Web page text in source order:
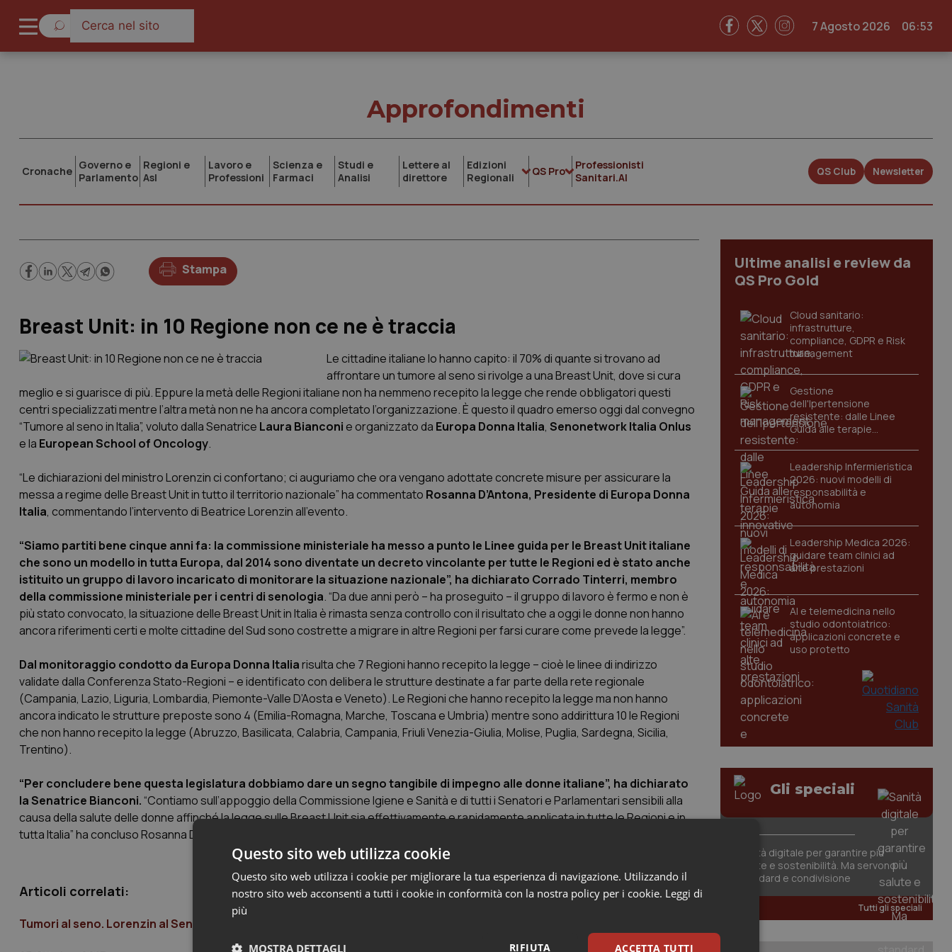
7 Agosto 2026 06:53
Approfondimenti
Cronache Governo e
Parlamento
Regioni e
Asl
Lavoro e
Professioni
Scienza e
Farmaci
Studi e
Analisi
Lettere al
direttore
Edizioni
Regionali
QS Pro
Professionisti
Sanitari.AI
QS Club Newsletter
Stampa
Breast Unit: in 10 Regione non ce ne è traccia
Le cittadine italiane lo hanno capito: il 70% di quante si trovano ad
affrontare un tumore al seno si rivolge a una Breast Unit, dove si cura
meglio e si guarisce di più. Eppure la metà delle Regioni italiane non ha nemmeno recepito la legge che rende obbligatori questi
centri specializzati mentre l’altra metà non ne ha ancora completato l’organizzazione. È questo il quadro emerso oggi dal convegno
“Tumore al seno in Italia”, voluto dalla Senatrice Laura Bianconie organizzato da Europa Donna Italia, Senonetwork Italia Onlus
e la European School of Oncology.
“Le dichiarazioni del ministro Lorenzin ci confortano; ci auguriamo che ora vengano adottate concrete misure per assicurare la
messa a regime delle Breast Unit in tutto il territorio nazionale” ha commentato Rosanna D’Antona, Presidente di Europa Donna
Italia, commentando l’intervento di Beatrice Lorenzin all’evento.
“Siamo partiti bene cinque anni fa: la commissione ministeriale ha messo a punto le Linee guida per le Breast Unit italiane
che sono un modello in tutta Europa, dal 2014 sono diventate un decreto vincolante per tutte le Regioni ed è stato anche
istituito un gruppo di lavoro incaricato di monitorare la situazione nazionale”, ha dichiarato Corrado Tinterri, membro
della commissione ministeriale per i centri di senologia. “Da due anni però – ha proseguito – il gruppo di lavoro è fermo e non è
più stato convocato, la situazione delle Breast Unit in Italia è rimasta senza controllo con il risultato che a oggi le donne non hanno
ancora riferimenti certi e molte cittadine del Sud sono costrette a migrare in altre Regioni per farsi curare come prevede la legge”.
Dal monitoraggio condotto da Europa Donna Italiarisulta che 7 Regioni hanno recepito la legge – cioè le linee di indirizzo
validate dalla Conferenza Stato-Regioni – e identificato con delibera le strutture destinate a far parte della rete regionale
(Campania, Lazio, Liguria, Lombardia, Piemonte-Valle D’Aosta e Veneto). Le Regioni che hanno recepito la legge ma non hanno
ancora indicato le strutture preposte sono 4 (Emilia-Romagna, Marche, Toscana e Umbria) mentre sono addirittura 10 le Regioni
che non hanno recepito la legge (Abruzzo, Basilicata, Calabria, Campania, Friuli Venezia-Giulia, Molise, Puglia, Sardegna, Sicilia,
Trentino).
“Per concludere bene questa legislatura dobbiamo dare un segno tangibile di impegno alle donne italiane”, ha dichiarato
la Senatrice Bianconi.“Contiamo sull’appoggio della Commissione Igiene e Sanità e di tutti i Senatori e Parlamentari sensibili alla
causa della salute delle donne affinché la legge sulle Breast Unit sia effettivamente e rapidamente applicata in tutte le Regioni e in
tutta Italia” ha concluso Rosanna D’Antona.
Articoli correlati:
Tumori al seno. Lorenzin al Senato: “Con la prevenzione si salva una società”
Ultime analisi e review da
QS Pro Gold
Cloud sanitario:
infrastrutture,
compliance, GDPR e Risk
management
Gestione
dell'Ipertensione
resistente: dalle Linee
Guida alle terapie
innovative
Leadership Infermieristica
2026: nuovi modelli di
responsabilità e
autonomia
Leadership Medica 2026:
guidare team clinici ad
alte prestazioni
AI e telemedicina nello
studio odontoiatrico:
applicazioni concrete e
uso protetto
Gli speciali
Sanità digitale per garantire più
salute e sostenibilità. Ma servono
standard e condivisione
Tutti gli speciali
Questo sito web utilizza cookie
Questo sito web utilizza i cookie per migliorare la tua esperienza di navigazione. Utilizzando il
nostro sito web acconsenti a tutti i cookie in conformità con la nostra policy per i cookie. Leggi di
più
ACCETTA TUTTI
RIFIUTA
MOSTRA DETTAGLI